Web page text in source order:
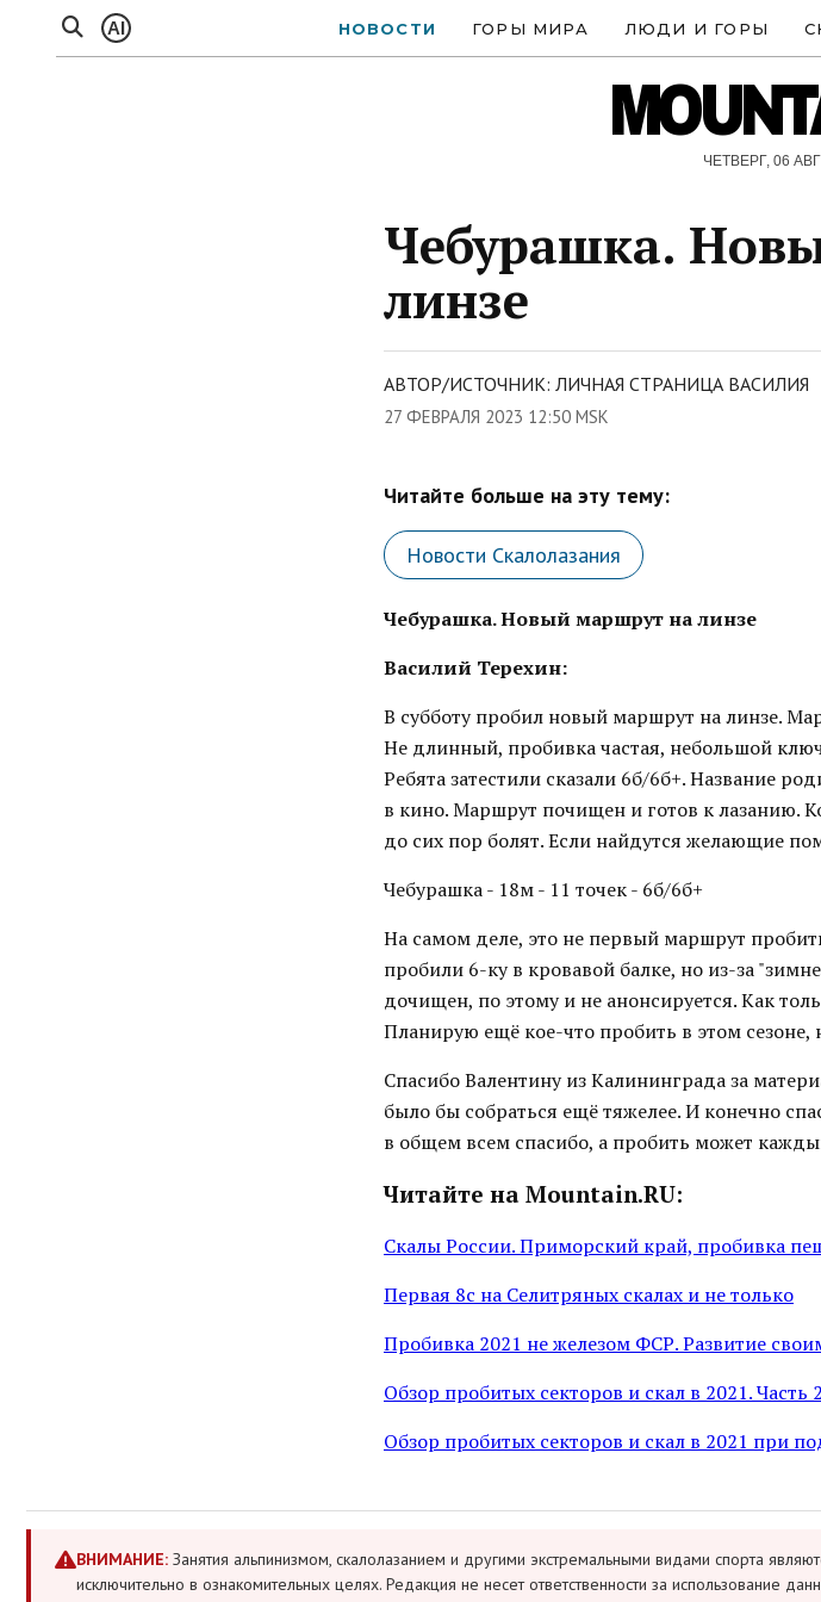
AI НОВОСТИ ГОРЫ МИРА ЛЮДИ И ГОРЫ
ЧЕТВЕРГ, 06
Чебурашка.
линзе
АВТОР/ИСТОЧНИК: ЛИЧНАЯ СТРАНИЦА ВАСИЛИЯ
27 ФЕВРАЛЯ 2023 12:50 MSK
Читайте больше на эту тему:
Новости Скалолазания
Чебурашка. Новый маршрут на линзе
Василий Терехин:
В субботу пробил новый маршрут на линзе.
Не длинный, пробивка частая, небольшой
Ребята затестили сказали 6б/6б+. Название
в кино. Маршрут почищен и готов к лазанию.
до сих пор болят. Если найдутся желающие
Чебурашка - 18м - 11 точек - 6б/6б+
На самом деле, это не первый маршрут
пробили 6-ку в кровавой балке, но из-за
дочищен, по этому и не анонсируется. Как
Планирую ещё кое-что пробить в этом сезоне,
Спасибо Валентину из Калининграда за
было бы собраться ещё тяжелее. И конечно
в общем всем спасибо, а пробить может
Читайте на Mountain.RU:
Скалы России. Приморский край, пробивка
Первая 8с на Селитряных скалах и не только
Пробивка 2021 не железом ФСР. Развитие
Обзор пробитых секторов и скал в 2021. Часть 2
Обзор пробитых секторов и скал в 2021 при
ВНИМАНИЕ: Занятия альпинизмом, скалолазанием и другими экстремальными видами спорта
исключительно в ознакомительных целях. Редакция не несет ответственности за использование